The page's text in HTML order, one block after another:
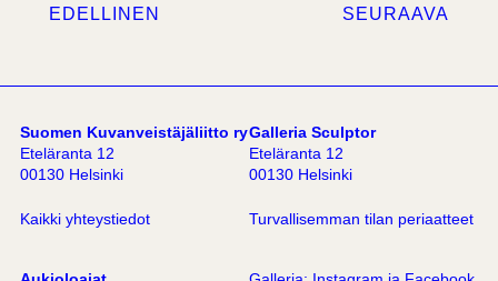
EDELLINEN SEURAAVA
Suomen Kuvanveistäjäliitto ry
Eteläranta 12
00130 Helsinki
Kaikki yhteystiedot
Galleria Sculptor
Eteläranta 12
00130 Helsinki
Turvallisemman tilan periaatteet